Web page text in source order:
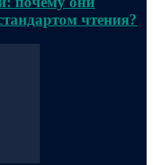
чтения?